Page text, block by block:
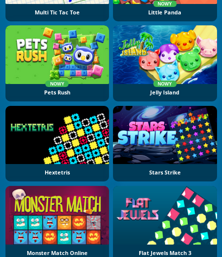
Multi Tic Tac Toe
NOWY
Little Panda
NOWY
Pets Rush
NOWY
Jelly Island
Hextetris Stars Strike
Monster Match Online Flat Jewels Match 3